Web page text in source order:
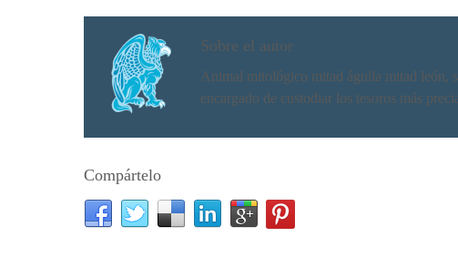
Sobre el autor
Animal mitológico mitad águila mitad león,
encargado de custodiar los tesoros más
Compártelo